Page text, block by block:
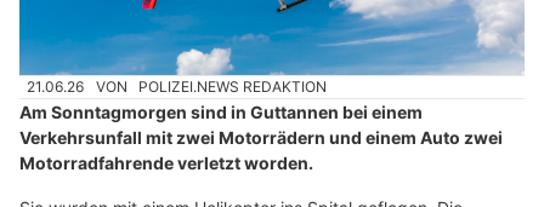
21.06.26 VON POLIZEI.NEWS REDAKTION
Am Sonntagmorgen sind in Guttannen bei einem
Verkehrsunfall mit zwei Motorrädern und einem Auto zwei
Motorradfahrende verletzt worden.